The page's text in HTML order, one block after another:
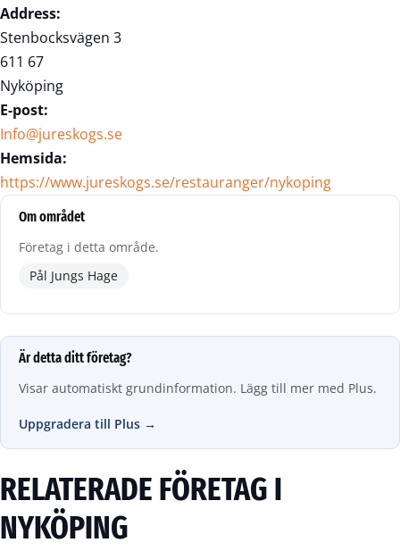
Address:
Stenbocksvägen 3
611 67
Nyköping
E-post:
Info@jureskogs.se
Hemsida:
https://www.jureskogs.se/restauranger/nykoping
Om området
Företag i detta område.
Pål Jungs Hage
Är detta ditt företag?
Visar automatiskt grundinformation. Lägg till mer med Plus.
Uppgradera till Plus →
RELATERADE FÖRETAG I
NYKÖPING